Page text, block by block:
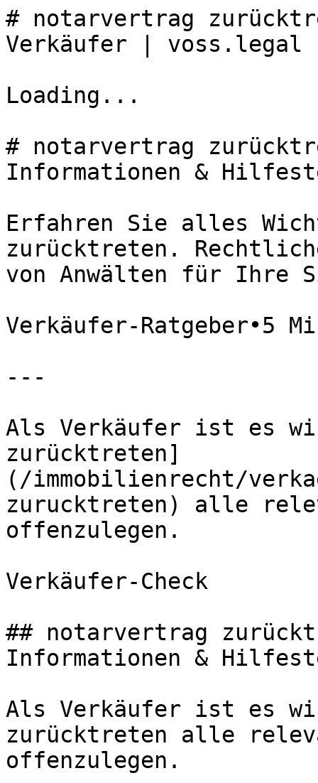
# notarvertrag
Verkäufer | voss.legal
Loading...
# notarvertrag
Informationen &
Erfahren Sie alles
zurücktreten.
von Anwälten für Ihre
Verkäufer-Ratgeber•5
---
Als Verkäufer ist es
zurücktreten]
(/immobilienrecht/
zurucktreten) alle
offenzulegen.
Verkäufer-Check
## notarvertrag
Informationen &
Als Verkäufer ist es
zurücktreten alle
offenzulegen.